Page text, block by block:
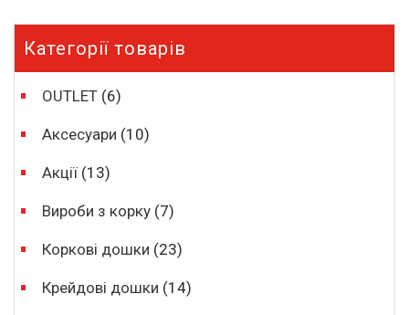
Категорії товарів
OUTLET (6)
Аксесуари (10)
Акції (13)
Вироби з корку (7)
Коркові дошки (23)
Крейдові дошки (14)